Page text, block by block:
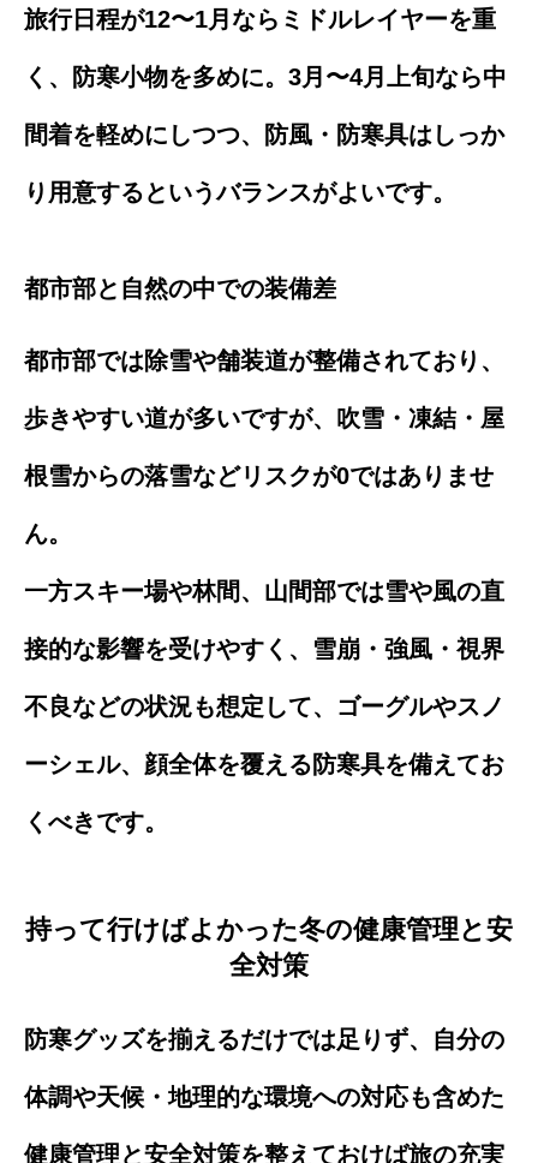
旅行日程が12〜1月ならミドルレイヤーを重
く、防寒小物を多めに。3月〜4月上旬なら中
間着を軽めにしつつ、防風・防寒具はしっか
り用意するというバランスがよいです。
都市部と自然の中での装備差
都市部では除雪や舗装道が整備されており、
歩きやすい道が多いですが、吹雪・凍結・屋
根雪からの落雪などリスクが0ではありませ
ん。
一方スキー場や林間、山間部では雪や風の直
接的な影響を受けやすく、雪崩・強風・視界
不良などの状況も想定して、ゴーグルやスノ
ーシェル、顔全体を覆える防寒具を備えてお
くべきです。
持って行けばよかった冬の健康管理と安
全対策
防寒グッズを揃えるだけでは足りず、自分の
体調や天候・地理的な環境への対応も含めた
健康管理と安全対策を整えておけば旅の充実